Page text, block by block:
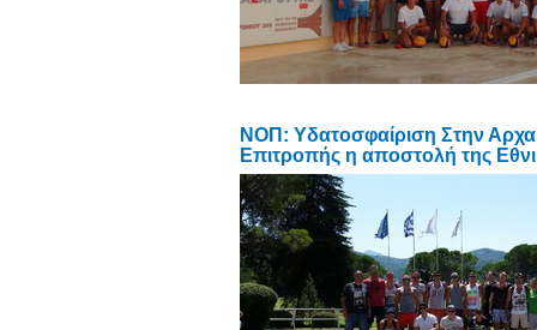
ΝΟΠ: Yδατοσφαίριση Στην
Επιτροπής η αποστολή της